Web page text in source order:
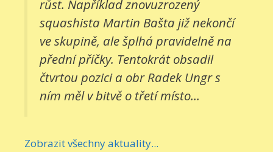
růst. Například znovuzrozený
squashista Martin Bašta již nekončí
ve skupině, ale šplhá pravidelně na
přední příčky. Tentokrát obsadil
čtvrtou pozici a obr Radek Ungr s
ním měl v bitvě o třetí místo...
Zobrazit všechny aktuality...